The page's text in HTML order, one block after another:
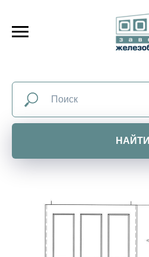
НАЙТИ